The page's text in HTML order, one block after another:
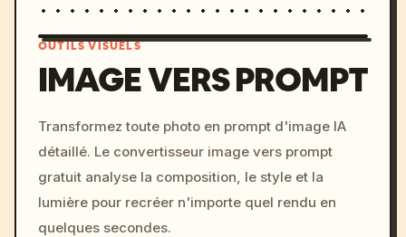
c, cyberpunk sunset, neon
colors, 8k --v 6.0
OUTILS VISUELS
IMAGE VERS PROMPT
Transformez toute photo en prompt d'image IA
détaillé. Le convertisseur image vers prompt
gratuit analyse la composition, le style et la
lumière pour recréer n'importe quel rendu en
quelques secondes.